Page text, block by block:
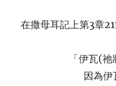
在撒母耳記上第3章
「伊瓦(
因為